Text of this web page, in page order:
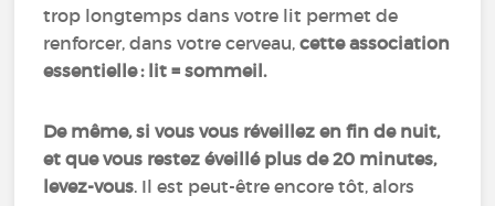
trop longtemps dans votre lit permet de
renforcer, dans votre cerveau, cette association
essentielle : lit = sommeil.
De même, si vous vous réveillez en fin de nuit,
et que vous restez éveillé plus de 20 minutes,
levez-vous. Il est peut-être encore tôt, alors